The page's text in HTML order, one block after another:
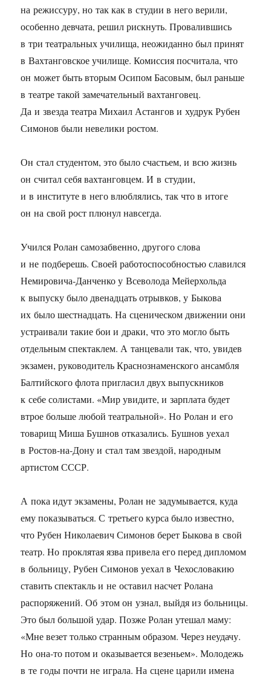
на режиссуру, но так как в студии в него верили,
особенно девчата, решил рискнуть. Провалившись
в три театральных училища, неожиданно был принят
в Вахтанговское училище. Комиссия посчитала, что
он может быть вторым Осипом Басовым, был раньше
в театре такой замечательный вахтанговец.
Да и звезда театра Михаил Астангов и худрук Рубен
Симонов были невелики ростом.
Он стал студентом, это было счастьем, и всю жизнь
он считал себя вахтанговцем. И в студии,
и в институте в него влюблялись, так что в итоге
он на свой рост плюнул навсегда.
Учился Ролан самозабвенно, другого слова
и не подберешь. Своей работоспособностью славился
Немировича-Данченко у Всеволода Мейерхольда
к выпуску было двенадцать отрывков, у Быкова
их было шестнадцать. На сценическом движении они
устраивали такие бои и драки, что это могло быть
отдельным спектаклем. А танцевали так, что, увидев
экзамен, руководитель Краснознаменского ансамбля
Балтийского флота пригласил двух выпускников
к себе солистами. «Мир увидите, и зарплата будет
втрое больше любой театральной». Но Ролан и его
товарищ Миша Бушнов отказались. Бушнов уехал
в Ростов-на-Дону и стал там звездой, народным
артистом СССР.
А пока идут экзамены, Ролан не задумывается, куда
ему показываться. С третьего курса было известно,
что Рубен Николаевич Симонов берет Быкова в свой
театр. Но проклятая язва привела его перед дипломом
в больницу, Рубен Симонов уехал в Чехословакию
ставить спектакль и не оставил насчет Ролана
распоряжений. Об этом он узнал, выйдя из больницы.
Это был большой удар. Позже Ролан утешал маму:
«Мне везет только странным образом. Через неудачу.
Но она-то потом и оказывается везеньем». Молодежь
в те годы почти не играла. На сцене царили имена